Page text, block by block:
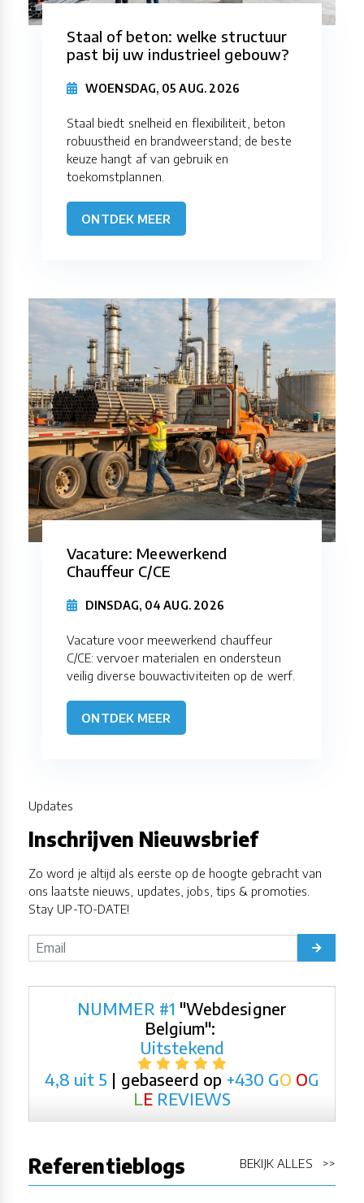
Staal of beton: welke structuur
past bij uw industrieel gebouw?
WOENSDAG, 05 AUG. 2026
Staal biedt snelheid en flexibiliteit, beton
robuustheid en brandweerstand; de beste
keuze hangt af van gebruik en
toekomstplannen.
ONTDEK MEER
Vacature: Meewerkend
Chauffeur C/CE
DINSDAG, 04 AUG. 2026
Vacature voor meewerkend chauffeur
C/CE: vervoer materialen en ondersteun
veilig diverse bouwactiviteiten op de werf.
ONTDEK MEER
Updates
Inschrijven Nieuwsbrief
Zo word je altijd als eerste op de hoogte gebracht van
ons laatste nieuws, updates, jobs, tips & promoties.
Stay UP-TO-DATE!
NUMMER #1 "Webdesigner
Belgium":
Uitstekend
4,8 uit 5 | gebaseerd op +430 GO OG
LE REVIEWS
Referentieblogs BEKIJK ALLES >>